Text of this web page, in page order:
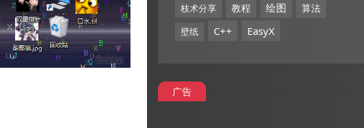
枝术分享
教程 绘图 算法
壁纸 C++ EasyX
广告